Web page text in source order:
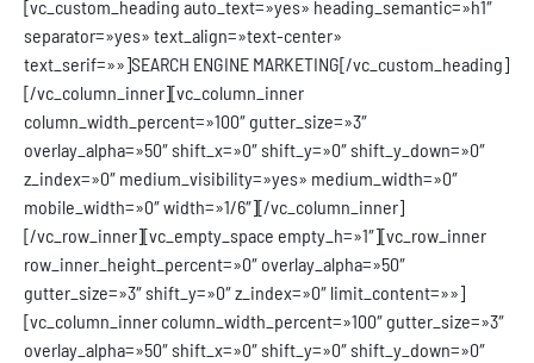
[vc_custom_heading auto_text=»yes» heading_semantic=»h1″
separator=»yes» text_align=»text-center»
text_serif=»»]SEARCH ENGINE MARKETING[/vc_custom_heading]
[/vc_column_inner][vc_column_inner
column_width_percent=»100″ gutter_size=»3″
overlay_alpha=»50″ shift_x=»0″ shift_y=»0″ shift_y_down=»0″
z_index=»0″ medium_visibility=»yes» medium_width=»0″
mobile_width=»0″ width=»1/6″][/vc_column_inner]
[/vc_row_inner][vc_empty_space empty_h=»1″][vc_row_inner
row_inner_height_percent=»0″ overlay_alpha=»50″
gutter_size=»3″ shift_y=»0″ z_index=»0″ limit_content=»»]
[vc_column_inner column_width_percent=»100″ gutter_size=»3″
overlay_alpha=»50″ shift_x=»0″ shift_y=»0″ shift_y_down=»0″